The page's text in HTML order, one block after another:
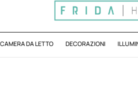
CAMERA DA LETTO DECORAZIONI